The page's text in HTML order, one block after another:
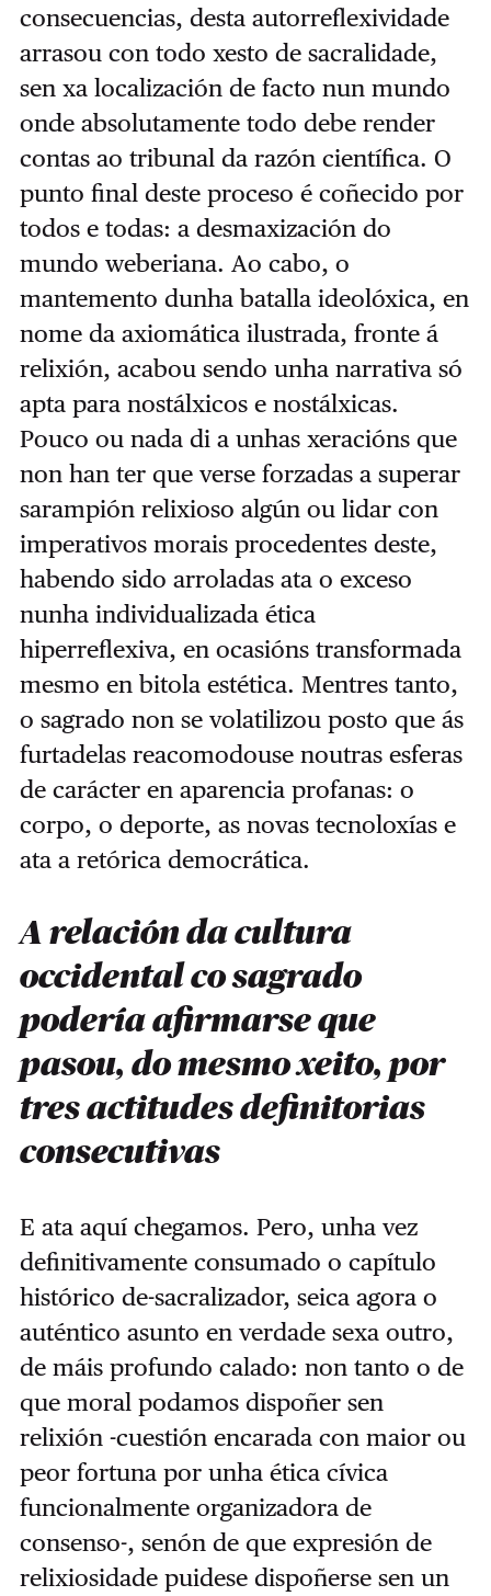
consecuencias, desta autorreflexividade
arrasou con todo xesto de sacralidade,
sen xa localización de facto nun mundo
onde absolutamente todo debe render
contas ao tribunal da razón científica. O
punto final deste proceso é coñecido por
todos e todas: a desmaxización do
mundo weberiana. Ao cabo, o
mantemento dunha batalla ideolóxica, en
nome da axiomática ilustrada, fronte á
relixión, acabou sendo unha narrativa só
apta para nostálxicos e nostálxicas.
Pouco ou nada di a unhas xeracións que
non han ter que verse forzadas a superar
sarampión relixioso algún ou lidar con
imperativos morais procedentes deste,
habendo sido arroladas ata o exceso
nunha individualizada ética
hiperreflexiva, en ocasións transformada
mesmo en bitola estética. Mentres tanto,
o sagrado non se volatilizou posto que ás
furtadelas reacomodouse noutras esferas
de carácter en aparencia profanas: o
corpo, o deporte, as novas tecnoloxías e
ata a retórica democrática.
A relación da cultura
occidental co sagrado
podería afirmarse que
pasou, do mesmo xeito, por
tres actitudes definitorias
consecutivas
E ata aquí chegamos. Pero, unha vez
definitivamente consumado o capítulo
histórico de-sacralizador, seica agora o
auténtico asunto en verdade sexa outro,
de máis profundo calado: non tanto o de
que moral podamos dispoñer sen
relixión -cuestión encarada con maior ou
peor fortuna por unha ética cívica
funcionalmente organizadora de
consenso-, senón de que expresión de
relixiosidade puidese dispoñerse sen un